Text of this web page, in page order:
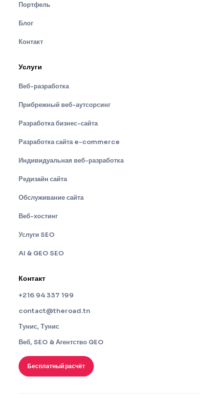
Портфель
Блог
Контакт
Услуги
Веб-разработка
Прибрежный веб-аутсорсинг
Разработка бизнес-сайта
Разработка сайта e-commerce
Индивидуальная веб-разработка
Редизайн сайта
Обслуживание сайта
Веб-хостинг
Услуги SEO
AI & GEO SEO
Контакт
+216 94 337 199
contact@theroad.tn
Тунис, Тунис
Веб, SEO & Агентство GEO
Бесплатный расчёт